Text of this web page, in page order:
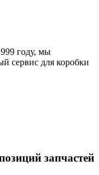
году, мы
сервис для коробки
запчастей